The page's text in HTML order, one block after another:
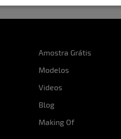
Amostra Grátis
Modelos
Videos
Blog
Making Of